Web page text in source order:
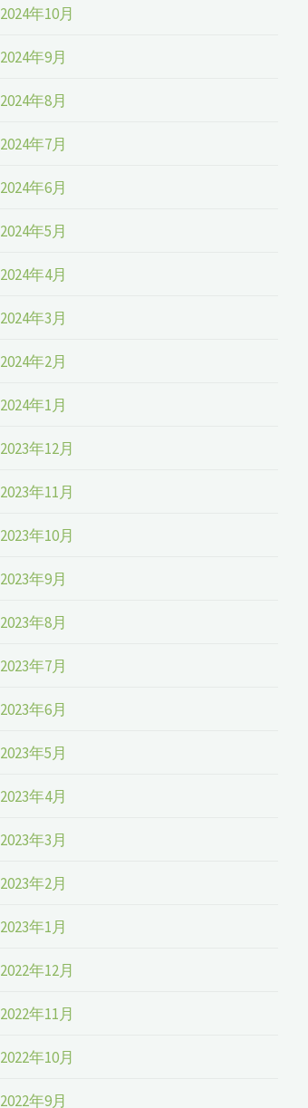
2024年10月
2024年9月
2024年8月
2024年7月
2024年6月
2024年5月
2024年4月
2024年3月
2024年2月
2024年1月
2023年12月
2023年11月
2023年10月
2023年9月
2023年8月
2023年7月
2023年6月
2023年5月
2023年4月
2023年3月
2023年2月
2023年1月
2022年12月
2022年11月
2022年10月
2022年9月